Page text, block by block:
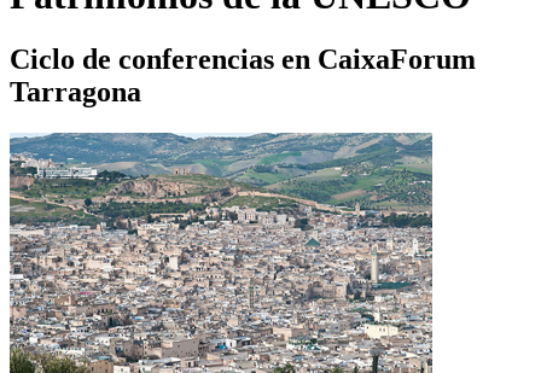
Ciclo de conferencias en CaixaForum
Tarragona